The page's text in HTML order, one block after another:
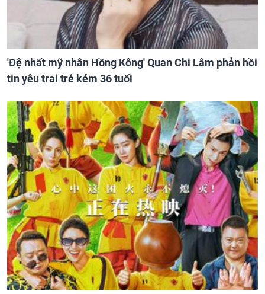
'Đệ nhất mỹ nhân Hồng Kông' Quan Chi Lâm phản hồi
tin yêu trai trẻ kém 36 tuổi